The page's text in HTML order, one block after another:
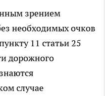
зрением
необходимых очков
11 статьи 25
дорожного
случае